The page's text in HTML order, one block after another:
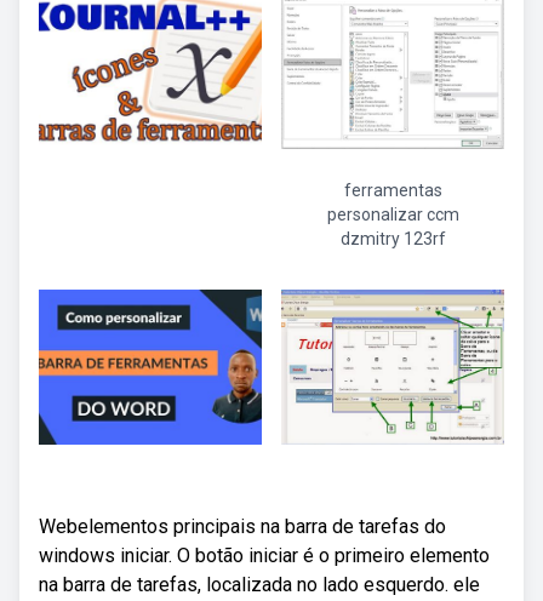
ferramentas
personalizar ccm
dzmitry 123rf
Webelementos principais na barra de tarefas do
windows iniciar. O botão iniciar é o primeiro elemento
na barra de tarefas, localizada no lado esquerdo. ele